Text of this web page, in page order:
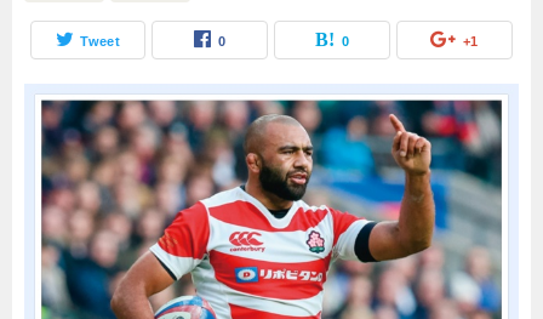
Tweet 0 0 +1